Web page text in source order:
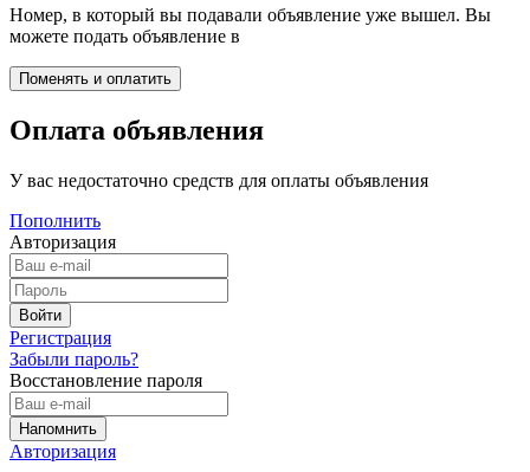
Номер, в который вы подавали объявление уже вышел. Вы
можете подать объявление в
Оплата объявления
У вас недостаточно средств для оплаты объявления
Пополнить
Авторизация
Регистрация
Забыли пароль?
Восстановление пароля
Авторизация